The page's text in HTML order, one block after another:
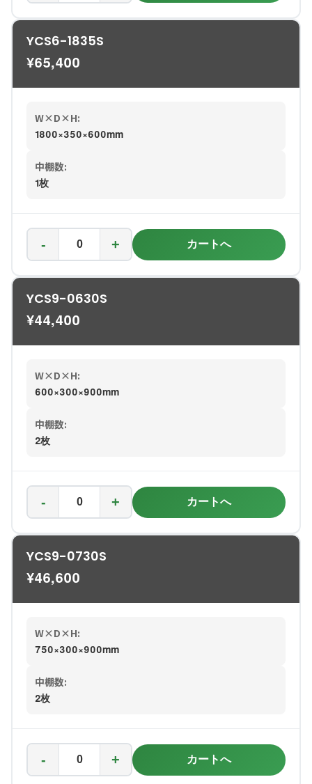
YCS6-1835S
¥65,400
W×D×H:
1800×350×600mm
中棚数:
1枚
- + カートへ
YCS9-0630S
¥44,400
W×D×H:
600×300×900mm
中棚数:
2枚
- + カートへ
YCS9-0730S
¥46,600
W×D×H:
750×300×900mm
中棚数:
2枚
- + カートへ